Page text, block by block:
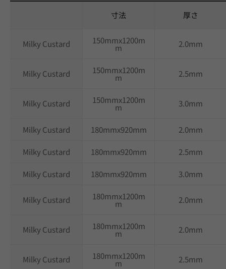
寸法 厚さ
Milky Custard 150mmx1200m
m 2.0mm
Milky Custard 150mmx1200m
m 2.5mm
Milky Custard 150mmx1200m
m 3.0mm
Milky Custard 180mmx920mm 2.0mm
Milky Custard 180mmx920mm 2.5mm
Milky Custard 180mmx920mm 3.0mm
Milky Custard 180mmx1200m
m 2.0mm
Milky Custard 180mmx1200m
m 2.0mm
Milky Custard 180mmx1200m
m 2.5mm